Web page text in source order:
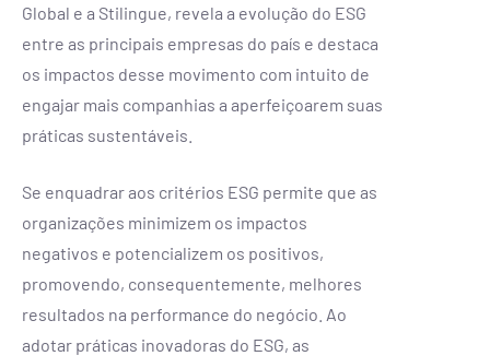
Global e a Stilingue, revela a evolução do ESG
entre as principais empresas do país e destaca
os impactos desse movimento com intuito de
engajar mais companhias a aperfeiçoarem suas
práticas sustentáveis.
Se enquadrar aos critérios ESG permite que as
organizações minimizem os impactos
negativos e potencializem os positivos,
promovendo, consequentemente, melhores
resultados na performance do negócio. Ao
adotar práticas inovadoras do ESG, as